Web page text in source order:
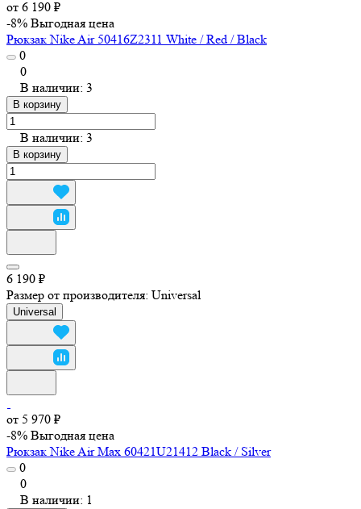
от 6 190 ₽
-8% Выгодная цена
Рюкзак Nike Air 50416Z2311 White / Red / Black
0
0
В наличии: 3
В корзину
В наличии: 3
В корзину
6 190 ₽
Размер от производителя: Universal
Universal
от 5 970 ₽
-8% Выгодная цена
Рюкзак Nike Air Max 60421U21412 Black / Silver
0
0
В наличии: 1